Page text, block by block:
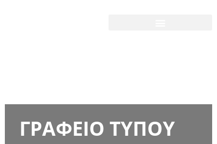
ΓΡΑΦΕΙΟ ΤΥΠΟΥ